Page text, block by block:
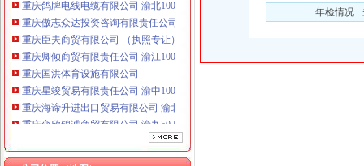
重庆傲志众达投资咨询有限责任公司 渝九1000万 （增资）
重庆臣夫商贸有限公司 （执照专让）
重庆卿倾商贸有限责任公司 渝江100万 （工商注册）
重庆国洪体育设施有限公司
重庆星竣贸易有限责任公司 渝中100万 （进出口权）
重庆海谛升进出口贸易有限公司 渝北100万 （进出口权）
重庆奕欣锦诚商贸有限公司 渝九50万 （工商注册）
重庆三虹房地产营销策划有限公司
重庆宝鹰汽车销售有限公司
年检情况: